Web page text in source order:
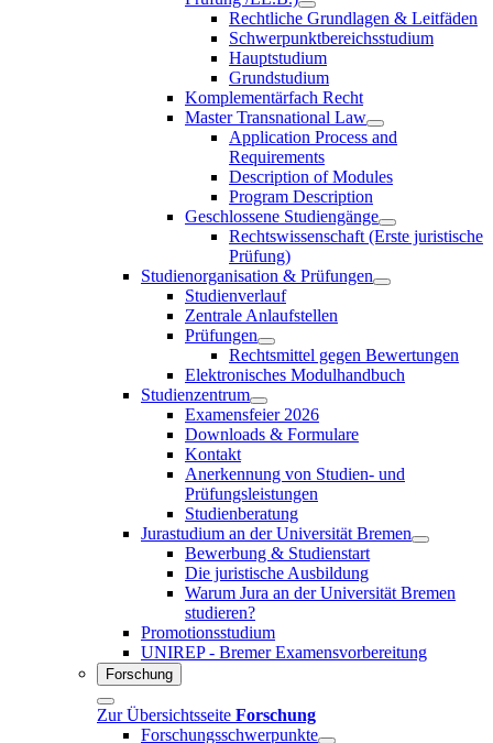
Rechtliche Grundlagen & Leitfäden
Schwerpunktbereichsstudium
Hauptstudium
Grundstudium
Komplementärfach Recht
Master Transnational Law
Application Process and
Requirements
Description of Modules
Program Description
Geschlossene Studiengänge
Rechtswissenschaft (Erste juristische
Prüfung)
Studienorganisation & Prüfungen
Studienverlauf
Zentrale Anlaufstellen
Prüfungen
Rechtsmittel gegen Bewertungen
Elektronisches Modulhandbuch
Studienzentrum
Examensfeier 2026
Downloads & Formulare
Kontakt
Anerkennung von Studien- und
Prüfungsleistungen
Studienberatung
Jurastudium an der Universität Bremen
Bewerbung & Studienstart
Die juristische Ausbildung
Warum Jura an der Universität Bremen
studieren?
Promotionsstudium
UNIREP - Bremer Examensvorbereitung
Forschung
Zur Übersichtsseite Forschung
Forschungsschwerpunkte